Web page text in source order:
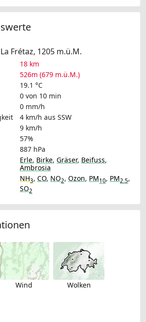
Frétaz, 1205 m.ü.M.
18 km
526m (679 m.ü.M.)
19.1 °C
0 von 10 min
0 mm/h
4 km/h aus SSW
9 km/h
57%
887 hPa
Erle, Birke, Gräser, Beifuss,
Ambrosia
NH3, CO, NO2, Ozon, PM10, PM2.5,
SO2
Wind Wolken